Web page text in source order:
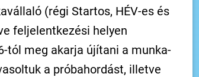
(régi Startos, HÉV-es és
feljelentkezési helyen
tól meg akarja újítani a munka-
a próbahordást, illetve